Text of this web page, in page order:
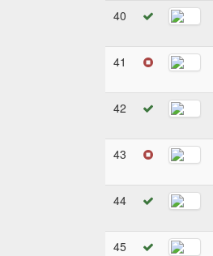
40
41
42
43
44
45